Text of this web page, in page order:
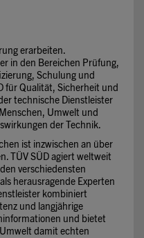
erarbeiten.
in den Bereichen Prüfung,
Schulung und
für Qualität, Sicherheit und
technische Dienstleister
Umwelt und
der Technik.
ist inzwischen an über
TÜV SÜD agiert weltweit
verschiedensten
herausragende Experten
kombiniert
und langjährige
und bietet
damit echten